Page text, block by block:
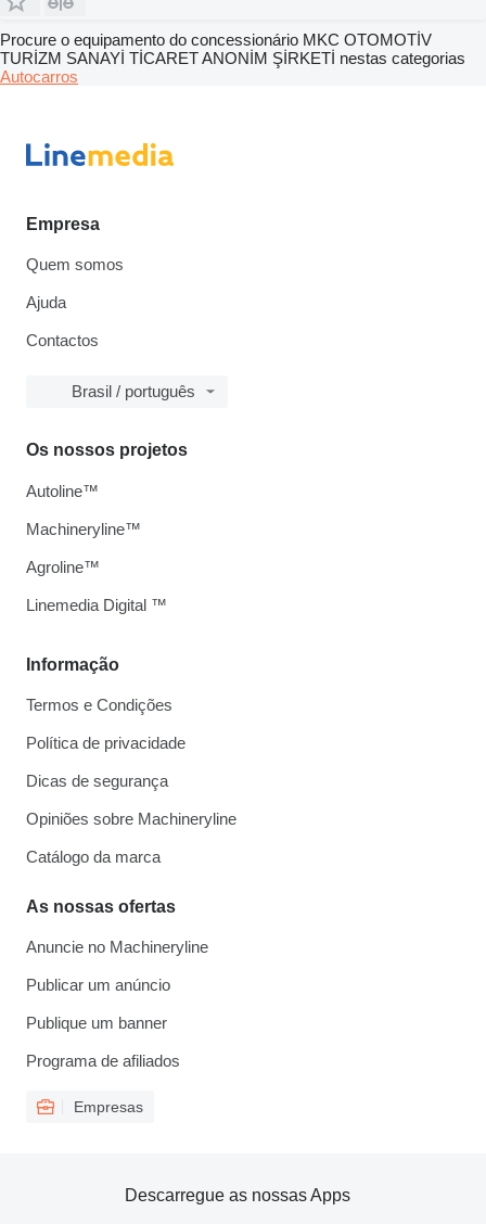
Procure o equipamento do concessionário MKC OTOMOTİV
TURİZM SANAYİ TİCARET ANONİM ŞİRKETİ nestas categorias
Autocarros
Empresa
Quem somos
Ajuda
Contactos
Brasil / português
Informação
Termos e Condições
Política de privacidade
Dicas de segurança
Opiniões sobre Machineryline
Catálogo da marca
As nossas ofertas
Anuncie no Machineryline
Publicar um anúncio
Publique um banner
Programa de afiliados
Empresas
Os nossos projetos
Autoline™
Machineryline™
Agroline™
Linemedia Digital ™
Descarregue as nossas Apps